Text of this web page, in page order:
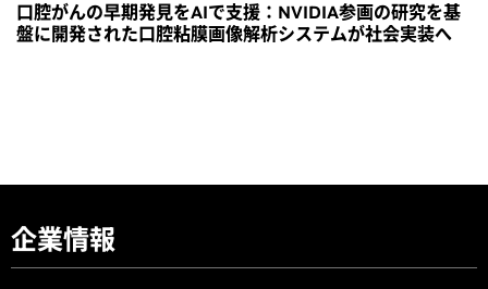
口腔がんの早期発見をAIで支援：NVIDIA参画の研究を基
盤に開発された口腔粘膜画像解析システムが社会実装へ
企業情報